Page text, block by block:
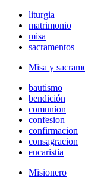
liturgia
matrimonio
misa
sacramentos
Misa y
bautismo
bendición
comunion
confesion
confirmacion
consagracion
eucaristia
Misionero